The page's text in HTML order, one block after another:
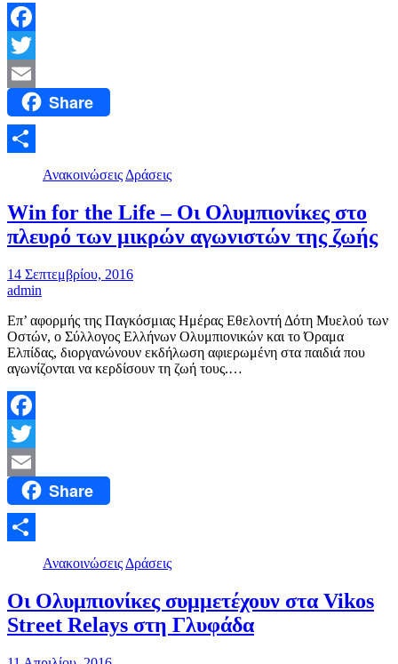
Facebook
Twitter
Email Share
Μοιραστείτε
Ανακοινώσεις Δράσεις
Win for the Life – Οι Ολυμπιονίκες στο
πλευρό των μικρών αγωνιστών της ζωής
14 Σεπτεμβρίου, 2016
admin
Επ’ αφορμής της Παγκόσμιας Ημέρας Εθελοντή Δότη Μυελού των
Οστών, ο Σύλλογος Ελλήνων Ολυμπιονικών και το Όραμα
Ελπίδας, διοργανώνουν εκδήλωση αφιερωμένη στα παιδιά που
αγωνίζονται να κερδίσουν τη ζωή τους.…
Facebook
Twitter
Email Share
Μοιραστείτε
Ανακοινώσεις Δράσεις
Οι Ολυμπιονίκες συμμετέχουν στα Vikos
Street Relays στη Γλυφάδα